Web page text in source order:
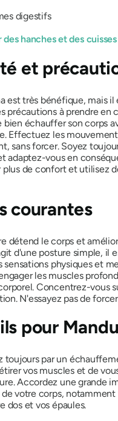
digestifs
des hanches et des cuisses
et
est très bénéfique, mais il
précautions à prendre en
bien échauffer son corps
Effectuez les
sans forcer. Soyez
adaptez-vous en
plus de confort et utilisez
courantes
détend le corps et
d'une posture simple, il
sensations physiques et
les muscles
Concentrez-vous
N'essayez pas de
pour
toujours par un
vos muscles et de
Accordez une grande
votre corps, notamment
dos et vos épaules.